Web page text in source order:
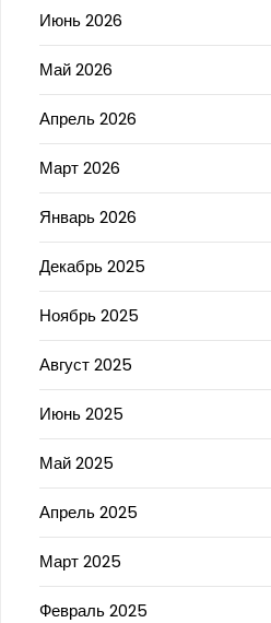
Июнь 2026
Май 2026
Апрель 2026
Март 2026
Январь 2026
Декабрь 2025
Ноябрь 2025
Август 2025
Июнь 2025
Май 2025
Апрель 2025
Март 2025
Февраль 2025